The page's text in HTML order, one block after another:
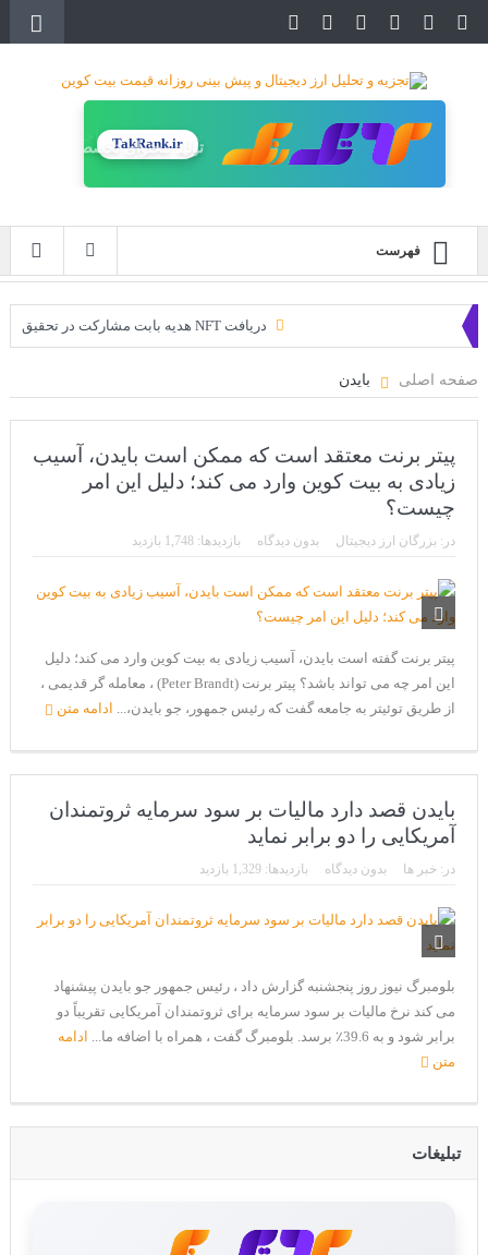
تولید محتوای تخصصی
TakRank.ir
فهرست
دریافت NFT هدیه بابت مشارکت در تحقیق
سه ایردراپ عالی برای این ماه
CoinEx سریع ترین برند درحال رشد در خدمات مالی!
تحریم ایران توسط استخر پولین!
ایردراپ رمزارز Morpher (MPH)
ایردراپ کریپتوتانک – CryptoTanks Airdrop
صفحه اصلی بایدن
پیتر برنت معتقد است که ممکن است بایدن، آسیب
زیادی به بیت کوین وارد می کند؛ دلیل این امر
چیست؟
در: بزرگان ارز دیجیتال بدون دیدگاه بازدیدها: 1,748 بازدید
پیتر برنت گفته است بایدن، آسیب زیادی به بیت کوین وارد می کند؛ دلیل
این امر چه می تواند باشد؟ پیتر برنت (Peter Brandt) ، معامله گر قدیمی ،
از طریق توئیتر به جامعه گفت که رئیس جمهور، جو بایدن،... ادامه متن
بایدن قصد دارد مالیات بر سود سرمایه ثروتمندان
آمریکایی را دو برابر نماید
در: خبر ها بدون دیدگاه بازدیدها: 1,329 بازدید
بلومبرگ نیوز روز پنجشنبه گزارش داد ، رئیس جمهور جو بایدن پیشنهاد
می کند نرخ مالیات بر سود سرمایه برای ثروتمندان آمریکایی تقریباً دو
برابر شود و به 39.6٪ برسد. بلومبرگ گفت ، همراه با اضافه ما...
ادامه
متن
تبلیغات